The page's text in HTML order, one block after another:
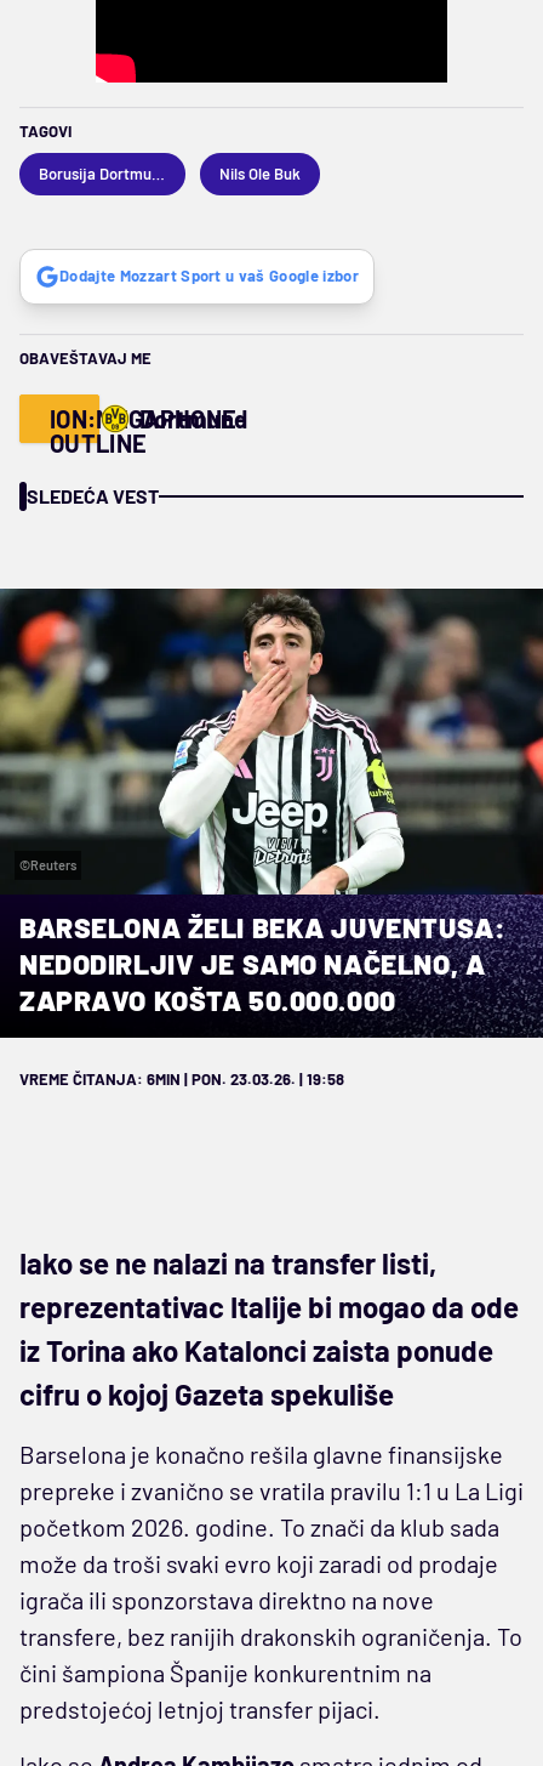
TAGOVI
Nils Ole Buk
Dodajte Mozzart Sport u vaš Google izbor
OBAVEŠTAVAJ ME
ION:MEGAPHONE-
OUTLINE
Dortmund
SLEDEĆA VEST
©Reuters
BARSELONA ŽELI BEKA JUVENTUSA:
NEDODIRLJIV JE SAMO NAČELNO, A
ZAPRAVO KOŠTA 50.000.000
VREME ČITANJA: 6MIN | PON. 23.03.26. | 19:58
Iako se ne nalazi na transfer listi,
reprezentativac Italije bi mogao da ode
iz Torina ako Katalonci zaista ponude
cifru o kojoj Gazeta spekuliše
Barselona je konačno rešila glavne finansijske
prepreke i zvanično se vratila pravilu 1:1 u La Ligi
početkom 2026. godine. To znači da klub sada
može da troši svaki evro koji zaradi od prodaje
igrača ili sponzorstava direktno na nove
transfere, bez ranijih drakonskih ograničenja. To
čini šampiona Španije konkurentnim na
predstojećoj letnjoj transfer pijaci.